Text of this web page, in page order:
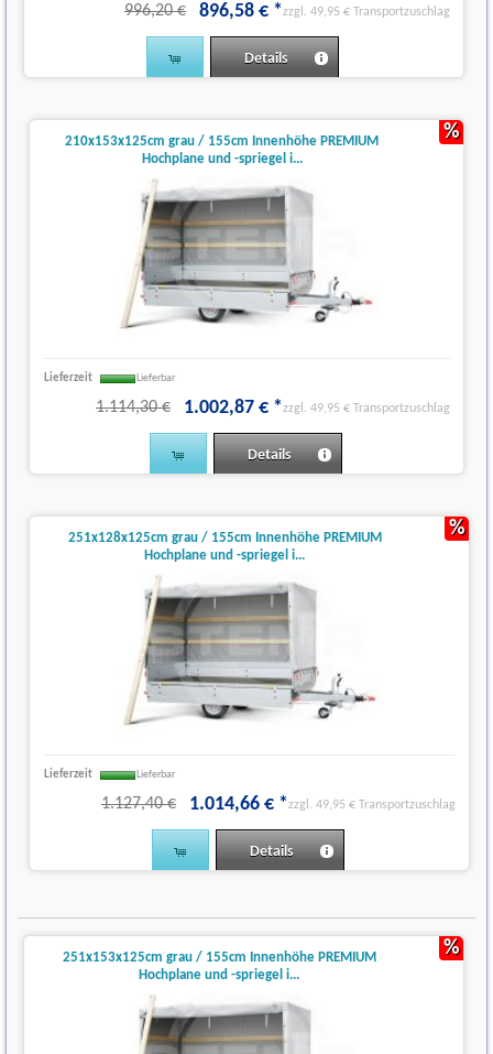
996,20 € 896,58 € *zzgl. 49,95 € Transportzuschlag
Details
210x153x125cm grau / 155cm Innenhöhe PREMIUM
Hochplane und -spriegel i...
Lieferzeit Lieferbar
1.114,30 € 1.002,87 € *zzgl. 49,95 € Transportzuschlag
Details
%
251x128x125cm grau / 155cm Innenhöhe PREMIUM
Hochplane und -spriegel i...
Lieferzeit Lieferbar
1.127,40 € 1.014,66 € *zzgl. 49,95 € Transportzuschlag
Details
%
251x153x125cm grau / 155cm Innenhöhe PREMIUM
Hochplane und -spriegel i...
%